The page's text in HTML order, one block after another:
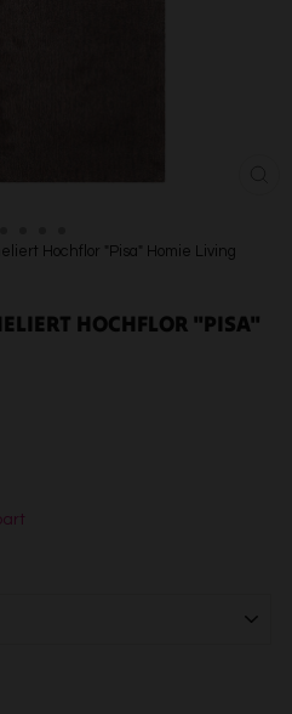
Hochflor "Pisa" Homie Living
HOCHFLOR "PISA"